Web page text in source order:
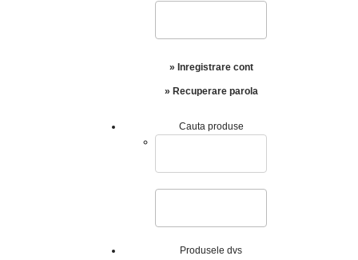
» Inregistrare cont
» Recuperare parola
Cauta produse
Produsele dvs